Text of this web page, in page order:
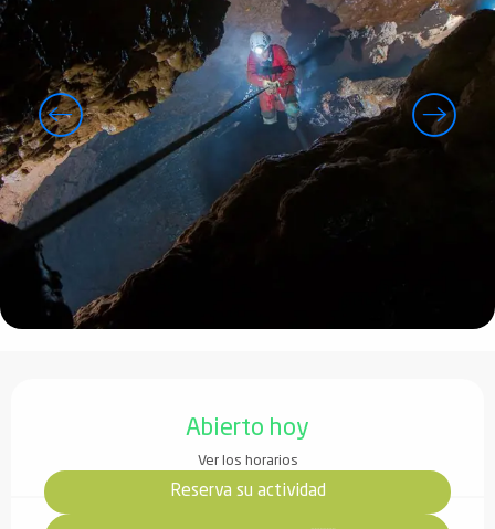
Abierto hoy
Ver los horarios
Reserva su actividad